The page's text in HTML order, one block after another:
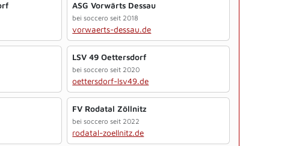
ASG Vorwärts Dessau
bei soccero seit 2018
vorwaerts-dessau.de
LSV 49 Oettersdorf
bei soccero seit 2020
oettersdorf-lsv49.de
FV Rodatal Zöllnitz
bei soccero seit 2022
rodatal-zoellnitz.de